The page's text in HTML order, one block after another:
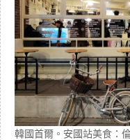
韓國首爾。安國站美食：